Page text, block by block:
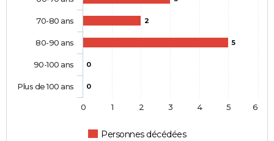
2
5
0
0
Personnes décédées
70-80 ans
80-90 ans
90-100 ans
Plus de 100 ans
0 1 2 3 4 5 6